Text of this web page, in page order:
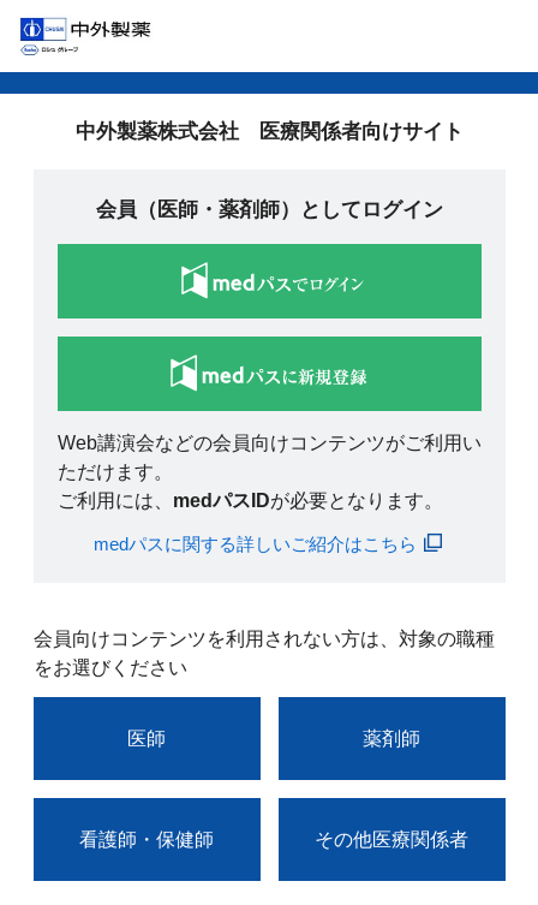
中外製薬株式会社 医療関係者向けサイト
会員（医師・薬剤師）としてログイン
Web講演会などの会員向けコンテンツがご利用い
ただけます。
ご利用には、 medパスIDが必要となります。
medパスに関する詳しいご紹介はこちら
会員向けコンテンツを利用されない方は、対象の職種
をお選びください
医師 薬剤師
看護師・保健師 その他医療関係者